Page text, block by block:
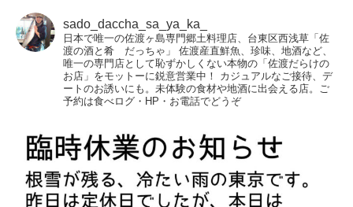
sado_daccha_sa_ya_ka_
日本で唯一の佐渡ヶ島専門郷土料理店、台東区西浅草「佐
渡の酒と肴 だっちゃ」
佐渡産直鮮魚、珍味、地酒など、
唯一の専門店として恥ずかしくない本物の「佐渡だらけの
お店」をモットーに鋭意営業中！
カジュアルなご接待、デ
ートのお誘いにも。未体験の食材や地酒に出会える店。ご
予約は食べログ・HP・お電話でどうぞ